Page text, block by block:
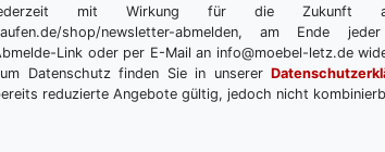
mit Wirkung für die Zukunft auf
shop/newsletter-abmelden, am Ende
Link oder per E-Mail an info@moebel-letz.de
Datenschutz finden Sie in unserer
reduzierte Angebote gültig, jedoch nicht